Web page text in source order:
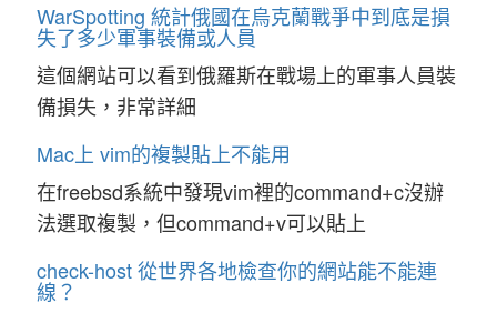
WarSpotting 統計俄國在烏克蘭戰爭中到底是損
失了多少軍事裝備或人員
這個網站可以看到俄羅斯在戰場上的軍事人員裝
備損失，非常詳細
Mac上 vim的複製貼上不能用
在freebsd系統中發現vim裡的command+c沒辦
法選取複製，但command+v可以貼上
check-host 從世界各地檢查你的網站能不能連
線？